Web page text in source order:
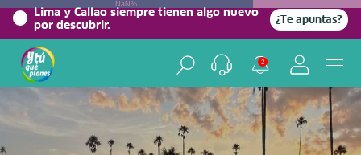
Lima y Callao siempre tienen algo nuevo
por descubrir.
¿Te apuntas?
2
NaN%